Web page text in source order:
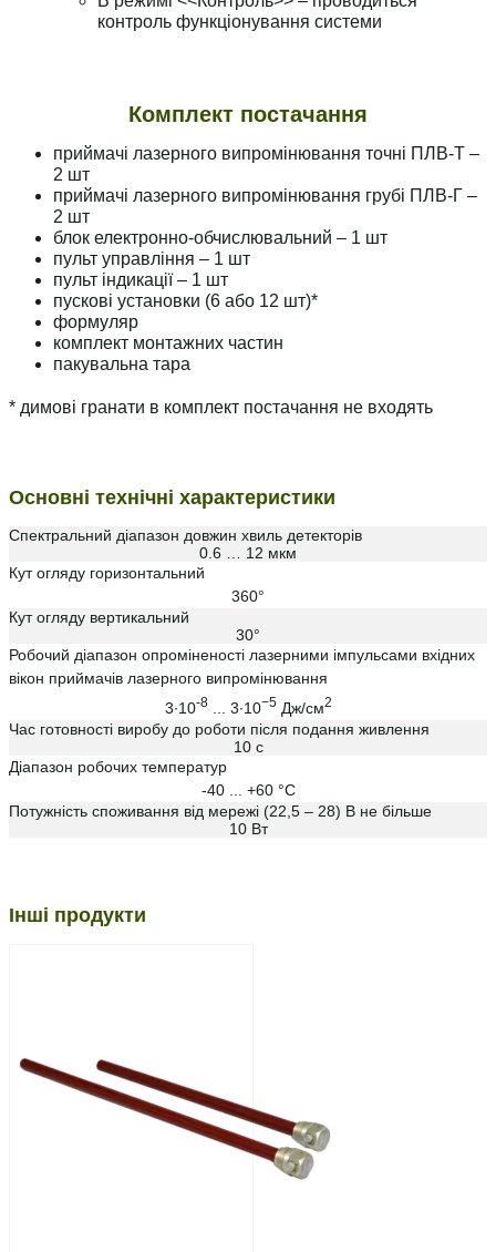
контроль функціонування системи
Комплект постачання
приймачі лазерного випромінювання точні ПЛВ-Т –
2 шт
приймачі лазерного випромінювання грубі ПЛВ-Г –
2 шт
блок електронно-обчислювальний – 1 шт
пульт управління – 1 шт
пульт індикації – 1 шт
пускові установки (6 або 12 шт)*
формуляр
комплект монтажних частин
пакувальна тара
* димові гранати в комплект постачання не входять
Основні технічні характеристики
Спектральний діапазон довжин хвиль детекторів
0.6 … 12 мкм
Кут огляду горизонтальний
360°
Кут огляду вертикальний
30°
Робочий діапазон опроміненості лазерними імпульсами вхідних
вікон приймачів лазерного випромінювання
3·10-8... 3·10−5Дж/см2
Час готовності виробу до роботи після подання живлення
10 с
Діапазон робочих температур
-40 ... +60 °С
Потужність споживання від мережі (22,5 – 28) В не більше
10 Вт
Інші продукти